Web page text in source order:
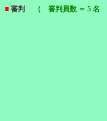
■ 審判 （ 審判員数 ＝ 5 名